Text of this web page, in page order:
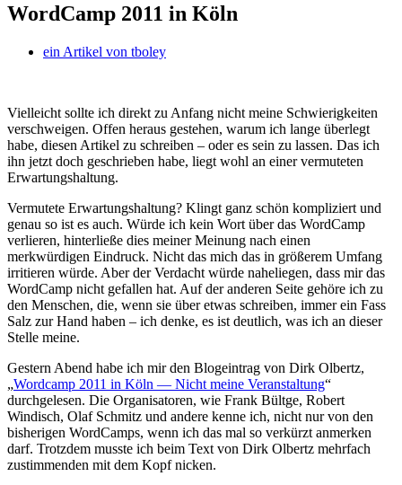
WordCamp 2011 in Köln
ein Artikel von tboley
Vielleicht sollte ich direkt zu Anfang nicht meine Schwierigkeiten
verschweigen. Offen heraus gestehen, warum ich lange überlegt
habe, diesen Artikel zu schreiben – oder es sein zu lassen. Das ich
ihn jetzt doch geschrieben habe, liegt wohl an einer vermuteten
Erwartungshaltung.
Vermutete Erwartungshaltung? Klingt ganz schön kompliziert und
genau so ist es auch. Würde ich kein Wort über das WordCamp
verlieren, hinterließe dies meiner Meinung nach einen
merkwürdigen Eindruck. Nicht das mich das in größerem Umfang
irritieren würde. Aber der Verdacht würde naheliegen, dass mir das
WordCamp nicht gefallen hat. Auf der anderen Seite gehöre ich zu
den Menschen, die, wenn sie über etwas schreiben, immer ein Fass
Salz zur Hand haben – ich denke, es ist deutlich, was ich an dieser
Stelle meine.
Gestern Abend habe ich mir den Blogeintrag von Dirk Olbertz,
„Wordcamp 2011 in Köln — Nicht meine Veranstaltung“
durchgelesen. Die Organisatoren, wie Frank Bültge, Robert
Windisch, Olaf Schmitz und andere kenne ich, nicht nur von den
bisherigen WordCamps, wenn ich das mal so verkürzt anmerken
darf. Trotzdem musste ich beim Text von Dirk Olbertz mehrfach
zustimmenden mit dem Kopf nicken.